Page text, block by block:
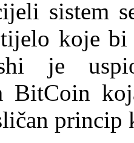
sistem
koje
je
BitCoin